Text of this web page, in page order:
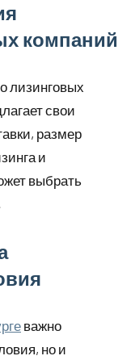
компаний
лизинговых
свои
размер
и
выбрать
важно
но и